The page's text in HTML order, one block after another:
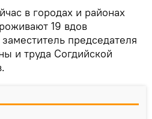
в городах и районах
19 вдов
председателя
и труда Согдийской